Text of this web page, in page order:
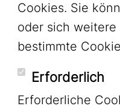
Cookies. Sie
oder sich
bestimmte
Erforderlich
Erforderliche